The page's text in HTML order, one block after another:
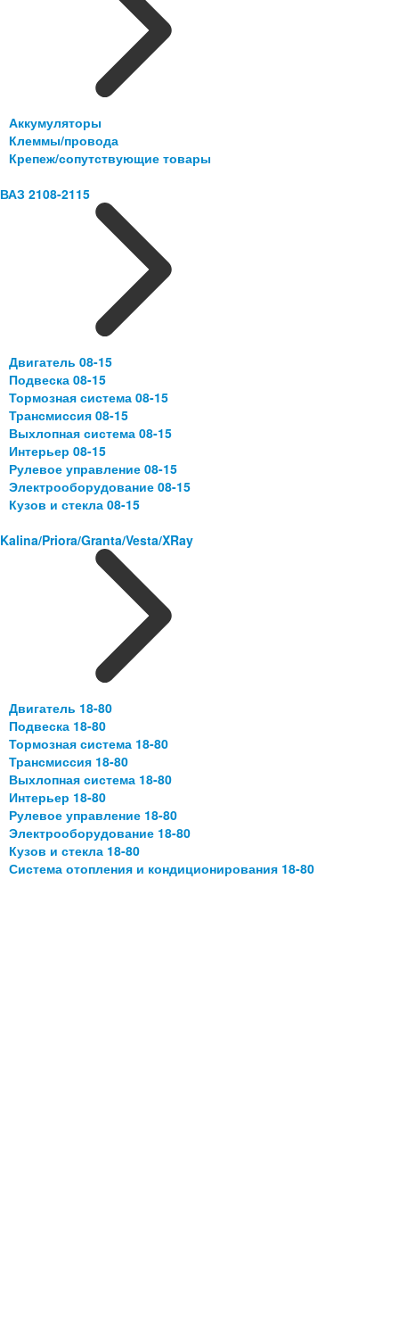
Аккумуляторы
Клеммы/провода
Крепеж/сопутствующие товары
ВАЗ 2108-2115
Двигатель 08-15
Подвеска 08-15
Тормозная система 08-15
Трансмиссия 08-15
Выхлопная система 08-15
Интерьер 08-15
Рулевое управление 08-15
Электрооборудование 08-15
Кузов и стекла 08-15
Kalina/Priora/Granta/Vesta/XRay
Двигатель 18-80
Подвеска 18-80
Тормозная система 18-80
Трансмиссия 18-80
Выхлопная система 18-80
Интерьер 18-80
Рулевое управление 18-80
Электрооборудование 18-80
Кузов и стекла 18-80
Система отопления и кондиционирования 18-80